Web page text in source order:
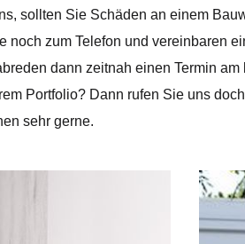
sollten Sie Schäden an einem
zum Telefon und vereinbaren
dann zeitnah einen Termin am
Portfolio? Dann rufen Sie uns
sehr gerne.